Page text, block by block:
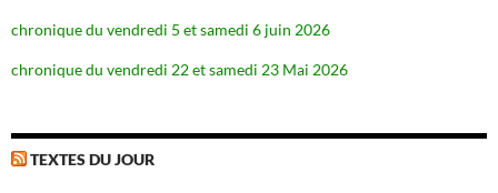
chronique du vendredi 5 et samedi 6 juin 2026
chronique du vendredi 22 et samedi 23 Mai 2026
TEXTES DU JOUR